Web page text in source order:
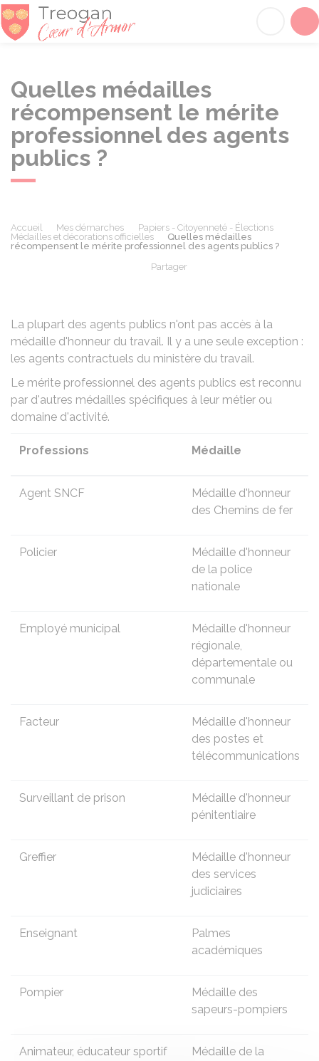
Quelles médailles
récompensent le mérite
professionnel des agents
publics ?
Accueil Mes démarches
Papiers - Citoyenneté - Élections
Médailles et décorations officielles
Quelles médailles
récompensent le mérite professionnel des agents publics ?
Partager
La plupart des agents publics n'ont pas accès à la
médaille d'honneur du travail. Il y a une seule exception :
les agents contractuels du ministère du travail.
Le mérite professionnel des agents publics est reconnu
par d'autres médailles spécifiques à leur métier ou
domaine d'activité.
Professions Médaille
Agent SNCF
Médaille d'honneur
des Chemins de fer
Policier
Médaille d'honneur
de la police
nationale
Employé municipal
Médaille d'honneur
régionale,
départementale ou
communale
Facteur
Médaille d'honneur
des postes et
télécommunications
Surveillant de prison
Médaille d'honneur
pénitentiaire
Greffier
Médaille d'honneur
des services
judiciaires
Enseignant
Palmes
académiques
Pompier
Médaille des
sapeurs-pompiers
Animateur, éducateur sportif
Médaille de la